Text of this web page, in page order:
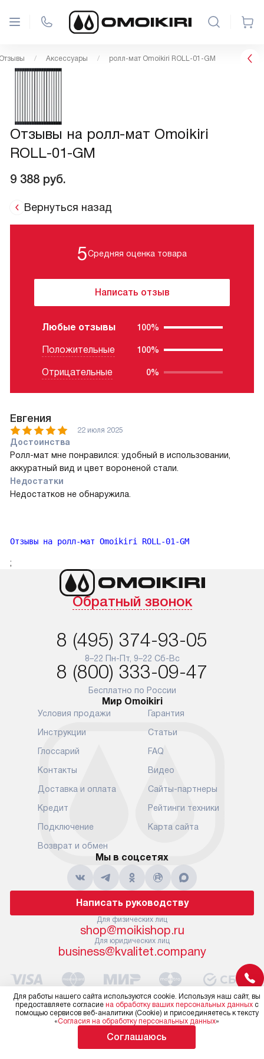
Аксессуары ролл-мат Omoikiri ROLL-01-GM
Отзывы на ролл-мат Omoikiri
ROLL-01-GM
9 388 руб.
Вернуться назад
5Средняя оценка товара
Написать отзыв
Любые отзывы 100%
Положительные 100%
Отрицательные 0%
Евгения
22 июля 2025
Достоинства
Ролл-мат мне понравился: удобный в использовании,
аккуратный вид и цвет вороненой стали.
Недостатки
Недостатков не обнаружила.
Отзывы на ролл-мат Omoikiri ROLL-01-GM
;
Обратный звонок
8 (495) 374-93-05
8–22 Пн-Пт, 9–22 Сб-Вс
8 (800) 333-09-47
Бесплатно по России
Мир Omoikiri
Условия продажи
Инструкции
Глоссарий
Контакты
Доставка и оплата
Кредит
Подключение
Возврат и обмен
Гарантия
Статьи
FAQ
Видео
Сайты-партнеры
Рейтинги техники
Карта сайта
Мы в соцсетях
Написать руководству
Для физических лиц
shop@moikishop.ru
Для юридических лиц
business@kvalitet.company
© 2004 – 2026 Официальный дилер Omoikiri
moikishop.ru «Kvalitet Trade, LLC»
Политика конфиденциальности
Для работы нашего сайта используются cookie. Используя наш сайт, вы
предоставляете согласие на обработку ваших персональных данныхс
помощью сервисов веб-аналитики (Cookie) и присоединяетесь к тексту
«Согласия на обработку персональных данных»
Соглашаюсь